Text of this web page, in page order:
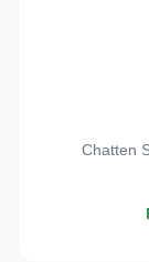
Chatten